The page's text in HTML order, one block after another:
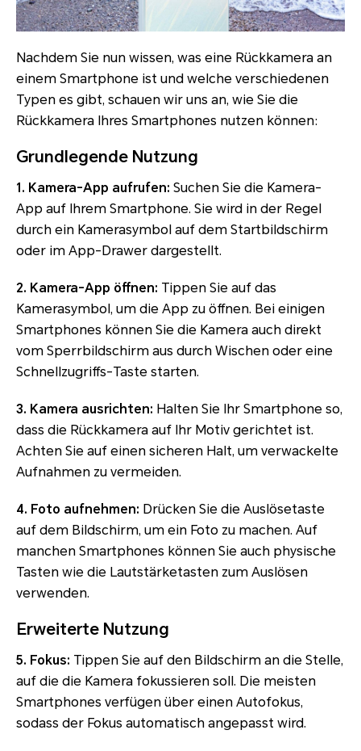
Nachdem Sie nun wissen, was eine Rückkamera an
einem Smartphone ist und welche verschiedenen
Typen es gibt, schauen wir uns an, wie Sie die
Rückkamera Ihres Smartphones nutzen können:
Grundlegende Nutzung
1. Kamera-App aufrufen: Suchen Sie die Kamera-
App auf Ihrem Smartphone. Sie wird in der Regel
durch ein Kamerasymbol auf dem Startbildschirm
oder im App-Drawer dargestellt.
2. Kamera-App öffnen: Tippen Sie auf das
Kamerasymbol, um die App zu öffnen. Bei einigen
Smartphones können Sie die Kamera auch direkt
vom Sperrbildschirm aus durch Wischen oder eine
Schnellzugriffs-Taste starten.
3. Kamera ausrichten: Halten Sie Ihr Smartphone so,
dass die Rückkamera auf Ihr Motiv gerichtet ist.
Achten Sie auf einen sicheren Halt, um verwackelte
Aufnahmen zu vermeiden.
4. Foto aufnehmen: Drücken Sie die Auslösetaste
auf dem Bildschirm, um ein Foto zu machen. Auf
manchen Smartphones können Sie auch physische
Tasten wie die Lautstärketasten zum Auslösen
verwenden.
Erweiterte Nutzung
5. Fokus: Tippen Sie auf den Bildschirm an die Stelle,
auf die die Kamera fokussieren soll. Die meisten
Smartphones verfügen über einen Autofokus,
sodass der Fokus automatisch angepasst wird.